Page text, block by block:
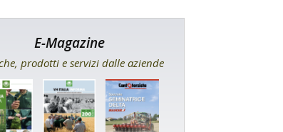
E-Magazine
prodotti e servizi dalle aziende